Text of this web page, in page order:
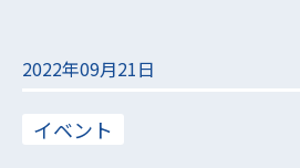
2022年09月21日
イベント